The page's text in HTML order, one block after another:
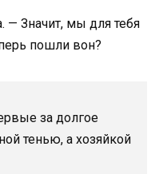
— Значит, мы для тебя
пошли вон?
за долгое
тенью, а хозяйкой